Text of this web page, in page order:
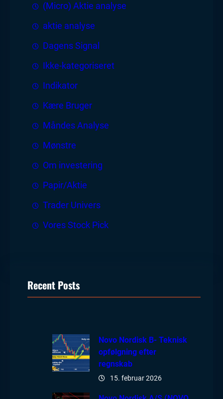
(Micro) Aktie analyse
aktie analyse
Dagens Signal
Ikke-kategoriseret
Indikator
Kære Bruger
Måndes Analyse
Mønstre
Om investering
Papir/Aktie
Trader Univers
Vores Stock Pick
Recent Posts
Novo Nordisk B- Teknisk
opfølgning efter
regnskab
15. februar 2026